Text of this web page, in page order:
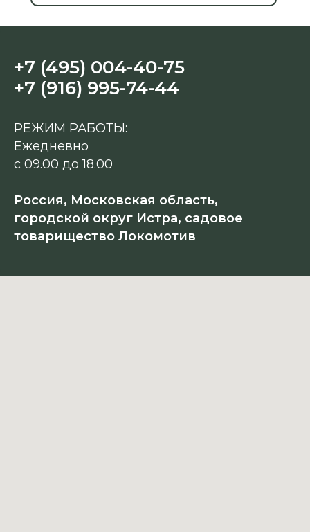
+7 (495) 004-40-75
+7 (916) 995-74-44
РЕЖИМ РАБОТЫ:
Ежедневно
с 09.00 до 18.00
Россия, Московская область,
городской округ Истра, садовое
товарищество Локомотив